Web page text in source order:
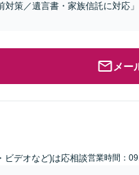
策／遺言書・家族信託に対応
メー
ビデオなど)は応相談営業時間：